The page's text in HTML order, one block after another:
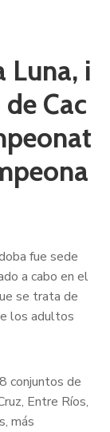
Luna, i
Cac
fue sede
a cabo en el
se trata de
los adultos
conjuntos de
Entre Ríos,
más